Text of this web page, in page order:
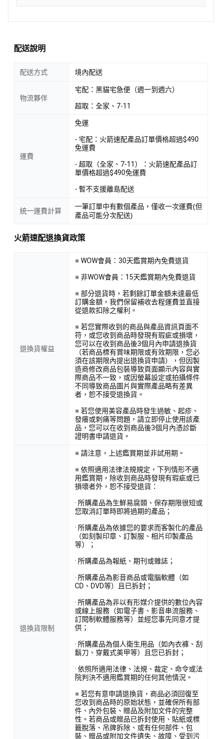
配送說明
配送方式 境內配送
物流夥伴
宅配：黑貓宅急便（週一到週六）
超取：全家、7-11
運費
免運
- 宅配：火箭速配產品訂單價格超過$490
免運費
- 超取（全家、7-11）：火箭速配產品訂
單價格超過$490免運費
- 暫不支援離島配送
統一運費計算
一筆訂單中有數個產品，僅收一次運費(但
產品可能分次配送)
火箭速配退換貨政策
退換貨權益
※ WOW會員：30天鑑賞期內免費退貨
※ 非WOW會員：15天鑑賞期內免費退貨
※ 部分退貨時，若剩餘訂單金額未達最低
訂購金額，我們保留補收去程運費並直接
從退款扣除之權利。
※ 若您實際收到的商品與產品資訊頁面不
符，或您收到商品時發現有瑕疵或損壞，
您可以在收到商品後3個月內申請退換貨
（若商品標有賞味期限或有效期限，您必
須在該期限內提出退換貨申請），但因製
造商修改商品包裝導致頁面顯示內容與實
際商品不一致，或因螢幕設定或拍攝條件
不同導致商品圖片與實際產品略有差異
者，恕不接受退換貨。
※ 若您使用美容產品時發生過敏、起疹、
發癢或刺痛等問題，請立即停止使用該產
品，您可以在收到商品後3個月內憑診斷
證明書申請退貨。
退換貨限制
※ 請注意，上述鑑賞期並非試用期。
※ 依照適用法律法規規定，下列情形不適
用鑑賞期，除收到商品時發現有瑕疵或已
損壞者外，恕不接受退貨：
· 所購產品為生鮮易腐類、保存期限很短或
您取消訂單時即將過期的產品；
· 所購產品為依據您的要求而客製化的產品
（如刻製印章、訂製服、相片印製產品
等）；
· 所購產品為報紙、期刊或雜誌；
· 所購產品為影音商品或電腦軟體（如
CD、DVD等）且已拆封；
· 所購產品為非以有形媒介提供的數位內容
或線上服務（如電子書、影音串流服務、
訂閱制軟體服務等）並經您事先同意才提
供；
· 所購產品為個人衛生用品（如內衣褲、刮
鬍刀、穿戴式美甲等）且您已拆封；
· 依照所適用法律、法規、裁定、命令或法
院判決不適用鑑賞期的任何其他情況。
※ 若您有意申請退換貨，商品必須回復至
您收到商品時的原始狀態，並確保所有部
件、內外包裝、贈品及附加文件的完整
性。若商品或贈品已拆封使用、貼紙或標
籤脫落、吊牌拆除、或有任何部件、包
裝、贈品或附加文件遺失、故障、受到污